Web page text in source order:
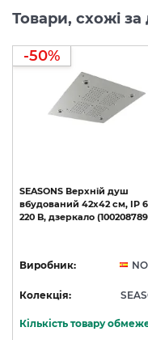
Товари, схожі
-50%
SEASONS Верхній душ
вбудований 42х42 см, IP
220 B, дзеркало
Виробник:
Колекція:
Кількість товару